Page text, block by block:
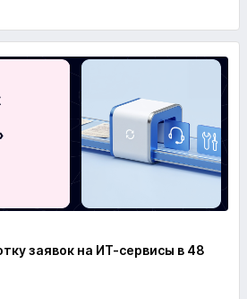
заявок на ИТ-сервисы в 48